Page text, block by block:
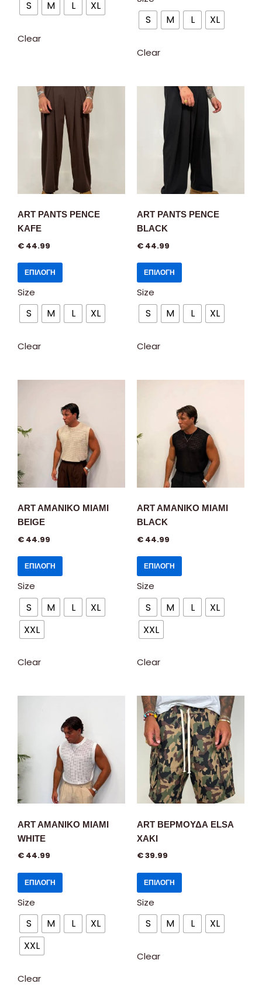
S M L XL
Clear
S M L XL
Clear
ART PANTS PENCE
KAFE
€ 44.99
ΕΠΙΛΟΓΉ
Size
S M L XL
Clear
ART PANTS PENCE
BLACK
€ 44.99
ΕΠΙΛΟΓΉ
Size
S M L XL
Clear
ART AMANIKO MIAMI
BEIGE
€ 44.99
ΕΠΙΛΟΓΉ
Size
S M L
XL
XXL
Clear
ART AMANIKO MIAMI
BLACK
€ 44.99
ΕΠΙΛΟΓΉ
Size
S M L
XL
XXL
Clear
ART AMANIKO MIAMI
WHITE
€ 44.99
ΕΠΙΛΟΓΉ
Size
S M L
XL
XXL
Clear
ART ΒΕΡΜΟΥΔΑ ELSA
XAKI
€39.99
ΕΠΙΛΟΓΉ
Size
S M L XL
Clear